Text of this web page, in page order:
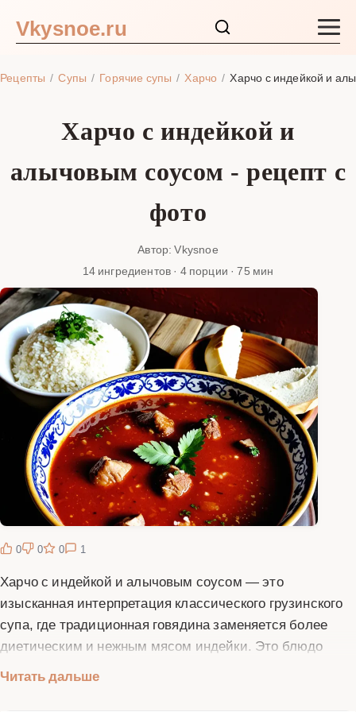
Vkysnoe.ru
Рецепты Супы Горячие супы Харчо Харчо с индейкой и
Харчо с индейкой и
алычовым соусом - рецепт с
фото
Автор: Vkysnoe
14 ингредиентов · 4 порции · 75 мин
0 0 0 1
Харчо с индейкой и алычовым соусом — это
изысканная интерпретация классического грузинского
супа, где традиционная говядина заменяется более
диетическим и нежным мясом индейки. Это блюдо
пикантность алычового соуса ткемали и аромат
Читать дальше